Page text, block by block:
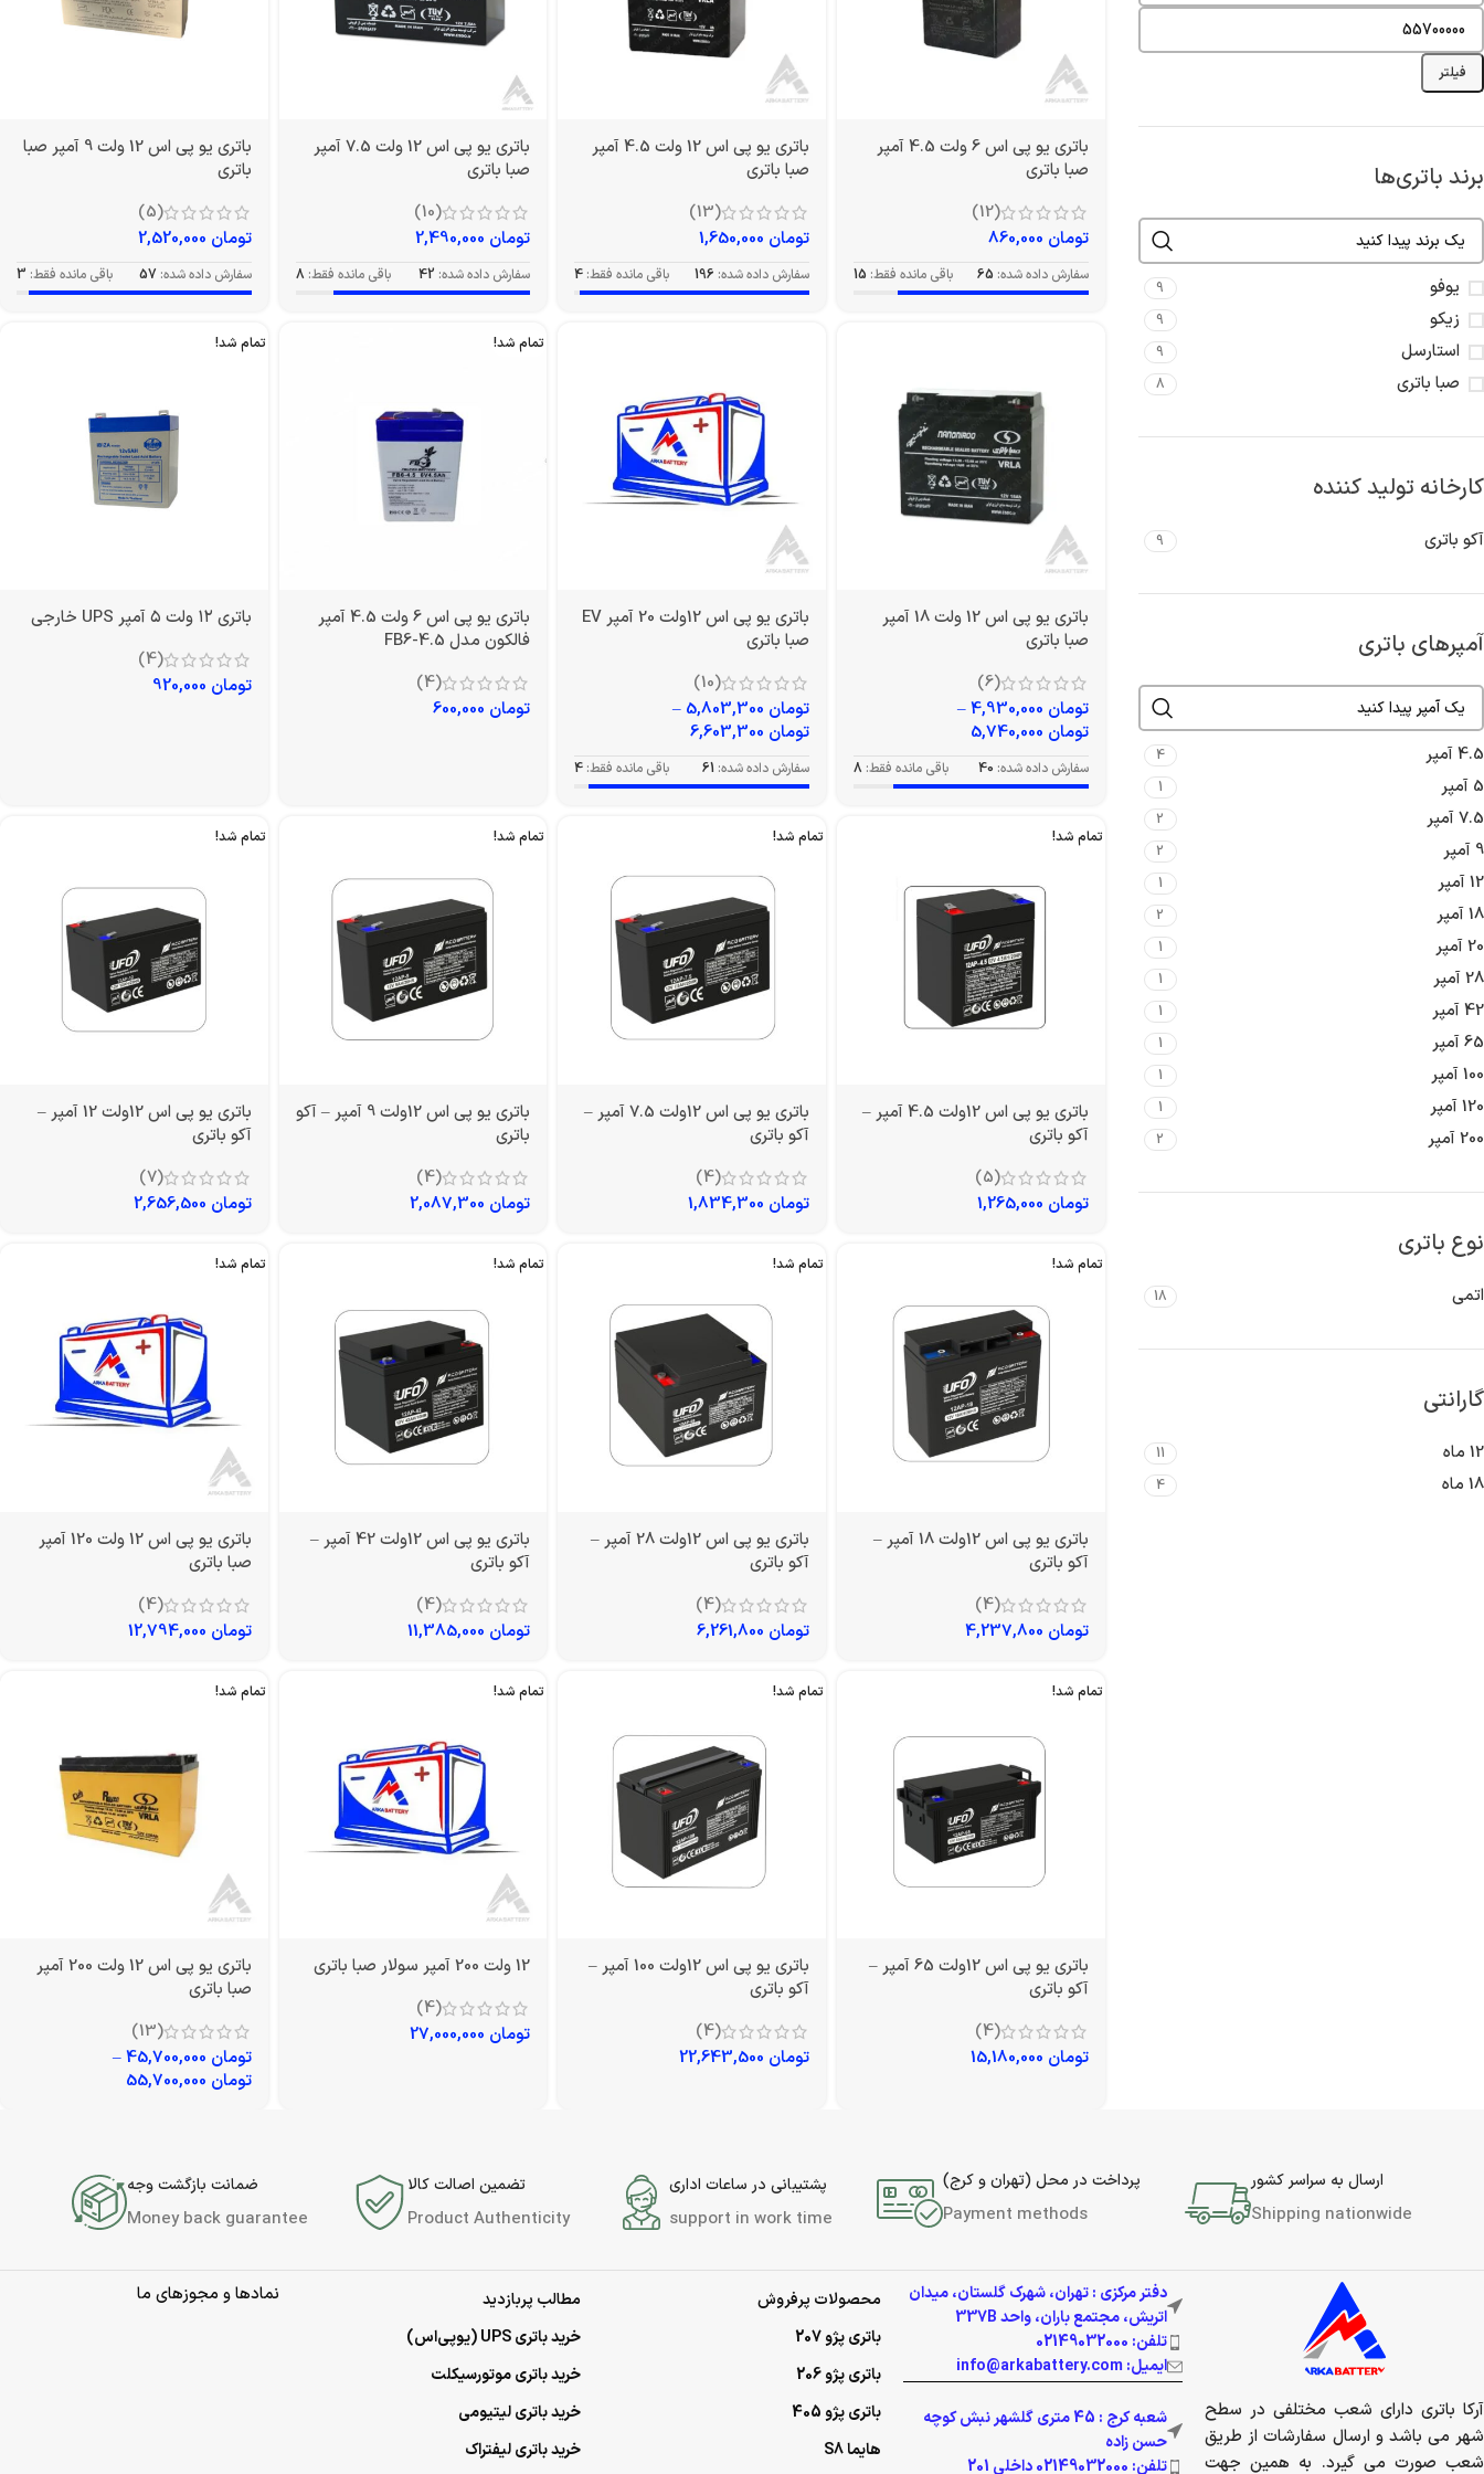
فیلتر
برند باتری‌ها
یوفو 9
زیکو 9
استارسل 9
صبا باتری 8
کارخانه تولید کننده
آکو باتری 9
آمپرهای باتری
4.5 آمپر 4
5 آمپر 1
7.5 آمپر 2
9 آمپر 2
12 آمپر 1
18 آمپر 2
20 آمپر 1
28 آمپر 1
42 آمپر 1
65 آمپر 1
100 آمپر 1
120 آمپر 1
200 آمپر 2
نوع باتری
اتمی 18
گارانتی
12 ماه 11
18 ماه 4
باتری یو پی اس 6 ولت 4.5 آمپر
صبا باتری
(12)
تومان
سفارش داده شده: 65 باقی مانده فقط: 15
باتری یو پی اس 12 ولت 4.5 آمپر
صبا باتری
(13)
تومان
سفارش داده شده: 196 باقی مانده فقط: 4
باتری یو پی اس 12 ولت 7.5 آمپر
صبا باتری
(10)
تومان
سفارش داده شده: 42 باقی مانده فقط: 8
باتری یو پی اس 12 ولت 9 آمپر صبا
باتری
(5)
تومان
سفارش داده شده: 57 باقی مانده فقط: 3
باتری یو پی اس 12 ولت 18 آمپر
صبا باتری
(6)
تومان
–
تومان
سفارش داده شده: 40 باقی مانده فقط: 8
باتری یو پی اس 12ولت 20 آمپر EV
صبا باتری
(10)
تومان
–
تومان
سفارش داده شده: 61 باقی مانده فقط: 4
تمام شد!
باتری یو پی اس 6 ولت 4.5 آمپر
فالکون مدل FB6-4.5
(4)
تومان
تمام شد!
باتری ۱۲ ولت ۵ آمپر UPS خارجی
(4)
تومان
تمام شد!
باتری یو پی اس 12ولت 4.5 آمپر –
آکو باتری
(5)
تومان
تمام شد!
باتری یو پی اس 12ولت 7.5 آمپر –
آکو باتری
(4)
تومان
تمام شد!
باتری یو پی اس 12ولت 9 آمپر – آکو
باتری
(4)
تومان
تمام شد!
باتری یو پی اس 12ولت 12 آمپر –
آکو باتری
(7)
تومان
تمام شد!
باتری یو پی اس 12ولت 18 آمپر –
آکو باتری
(4)
تومان
تمام شد!
باتری یو پی اس 12ولت 28 آمپر –
آکو باتری
(4)
تومان
تمام شد!
باتری یو پی اس 12ولت 42 آمپر –
آکو باتری
(4)
تومان
تمام شد!
باتری یو پی اس 12 ولت 120 آمپر
صبا باتری
(4)
تومان
تمام شد!
باتری یو پی اس 12ولت 65 آمپر –
آکو باتری
(4)
تومان
تمام شد!
باتری یو پی اس 12ولت 100 آمپر –
آکو باتری
(4)
تومان
تمام شد!
12 ولت 200 آمپر سولار صبا باتری
(4)
تومان
تمام شد!
باتری یو پی اس 12 ولت 200 آمپر
صبا باتری
(13)
تومان
–
تومان
ارسال به سراسر کشور
Shipping nationwide
پرداخت در محل (تهران و کرج)
Payment methods
پشتیبانی در ساعات اداری
support in work time
تضمین اصالت کالا
Product Authenticity
ضمانت بازگشت وجه
Money back guarantee
آرکا باتری دارای شعب مختلفی در سطح
شهر می باشد و ارسال سفارشات از طریق
شعب صورت می گیرد. به همین جهت
دفتر مرکزی : تهران، شهرک گلستان، میدان
اتریش، مجتمع باران، واحد 337B
تلفن: 02149032000
ایمیل: info@arkabattery.com
شعبه کرج : 45 متری گلشهر نبش کوچه
حسن زاده
تلفن: 02149032000 داخلی 201
محصولات پرفروش
باتری پژو 207
باتری پژو 206
باتری پژو 405
هایما S8
مطالب پربازدید
خرید باتری UPS (یو‌پی‌اس)
خرید باتری موتورسیکلت
خرید باتری لیتیومی
خرید باتری لیفتراک
نمادها و مجوزهای ما